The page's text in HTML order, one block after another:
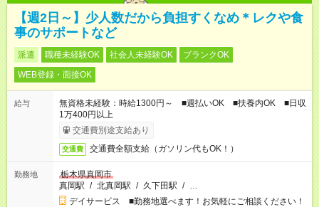
【週2日～】少人数だから負担すくなめ＊レクや食
事のサポートなど
派遣 職種未経験OK 社会人未経験OK
ブランクOK
WEB登録・面接OK
給与
無資格未経験：時給1300円～ ■週払いOK ■扶養内OK ■日収
1万400円以上
交通費別途支給あり
交通費 交通費全額支給（ガソリン代もOK！）
勤務地
栃木県真岡市
真岡駅 / 北真岡駅 / 久下田駅 / …
デイサービス ■勤務地選べます！お気軽にご相談ください！